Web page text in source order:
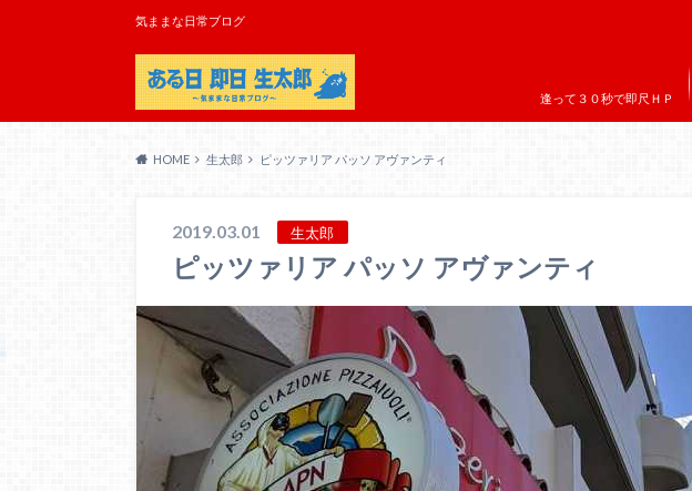
気ままな日常ブログ
逢って３０秒で即尺ＨＰ
HOME 生太郎 ピッツァリア パッソ アヴァンティ
2019.03.01 生太郎
ピッツァリア パッソ アヴァンティ